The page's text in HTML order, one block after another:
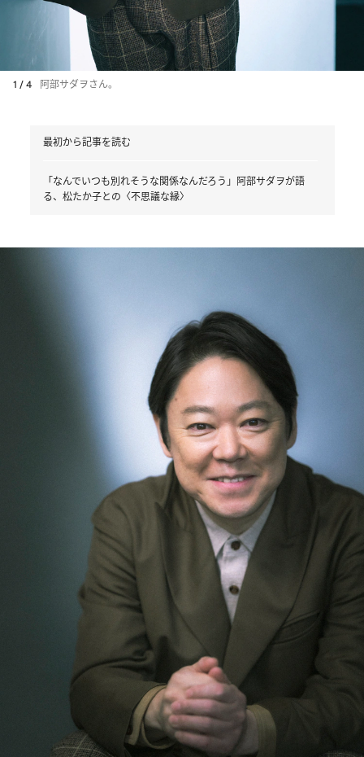
1 / 4 阿部サダヲさん。
最初から記事を読む
「なんでいつも別れそうな関係なんだろう」阿部サダヲが語
る、松たか子との〈不思議な縁〉